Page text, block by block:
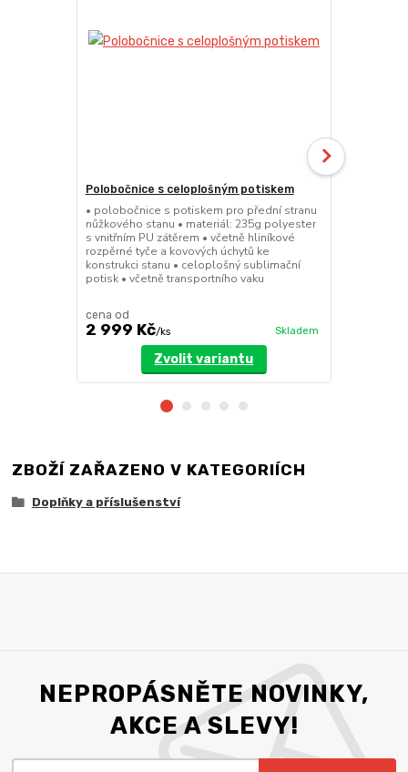
Polobočnice s celoplošným potiskem
• polobočnice s potiskem pro přední stranu
nůžkového stanu • materiál: 235g polyester
s vnitřním PU zátěrem • včetně hliníkové
rozpěrné tyče a kovových úchytů ke
konstrukci stanu • celoplošný sublimační
potisk • včetně transportního vaku
cena od
2 999 Kč/ks Skladem
Zvolit variantu
ZBOŽÍ ZAŘAZENO V KATEGORIÍCH
Doplňky a příslušenství
NEPROPÁSNĚTE NOVINKY,
AKCE A SLEVY!